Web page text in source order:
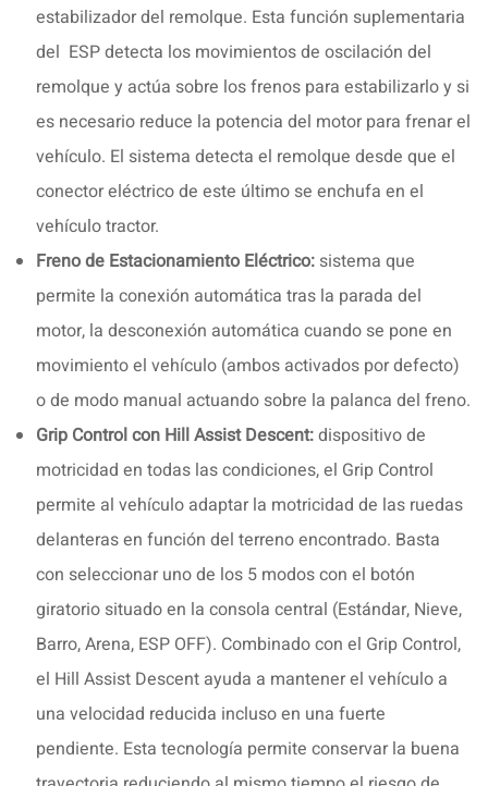
estabilizador del remolque. Esta función suplementaria
del ESP detecta los movimientos de oscilación del
remolque y actúa sobre los frenos para estabilizarlo y si
es necesario reduce la potencia del motor para frenar el
vehículo. El sistema detecta el remolque desde que el
conector eléctrico de este último se enchufa en el
vehículo tractor.
Freno de Estacionamiento Eléctrico: sistema que
permite la conexión automática tras la parada del
motor, la desconexión automática cuando se pone en
movimiento el vehículo (ambos activados por defecto)
o de modo manual actuando sobre la palanca del freno.
Grip Control con Hill Assist Descent:dispositivo de
motricidad en todas las condiciones, el Grip Control
permite al vehículo adaptar la motricidad de las ruedas
delanteras en función del terreno encontrado. Basta
con seleccionar uno de los 5 modos con el botón
giratorio situado en la consola central (Estándar, Nieve,
Barro, Arena, ESP OFF). Combinado con el Grip Control,
el Hill Assist Descent ayuda a mantener el vehículo a
una velocidad reducida incluso en una fuerte
pendiente. Esta tecnología permite conservar la buena